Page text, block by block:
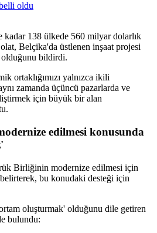
oldu
138 ülkede 560 milyar dolarlık
Belçika'da üstlenen inşaat projesi
bildirdi.
ortaklığımızı yalnızca ikili
zamanda üçüncü pazarlarda ve
için büyük bir alan
edilmesi konusunda
Birliğinin modernize edilmesi için
bu konudaki desteği için
oluşturmak' olduğunu dile getiren
bulundu: